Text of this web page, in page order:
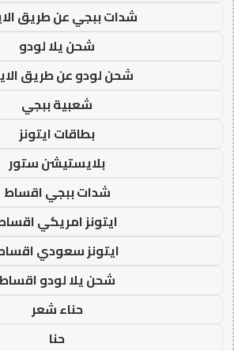
شدات ببجي عن طريق
شحن يلا لودو
شحن لودو عن طريق
شعبية ببجي
بطاقات ايتونز
بلايستيشن ستور
شدات ببجي اقساط
ايتونز امريكي
ايتونز سعودي
شحن يلا لودو اقساط
حناء شعر
حنا